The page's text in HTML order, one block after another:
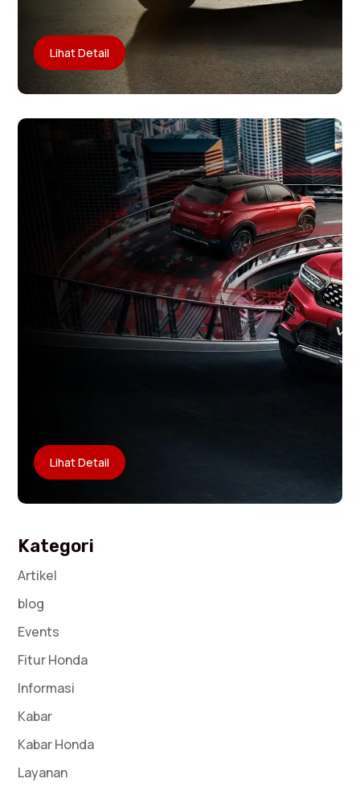
Lihat Detail
Lihat Detail
Kategori
Artikel
blog
Events
Fitur Honda
Informasi
Kabar
Kabar Honda
Layanan